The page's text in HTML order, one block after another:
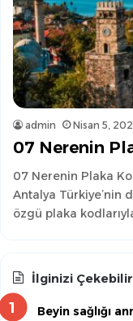
admin Nisan 5,
07 Nerenin
07 Nerenin Plaka
Antalya Türkiye’nin
özgü plaka
İlginizi Çekebilir
Beyin sağlığı